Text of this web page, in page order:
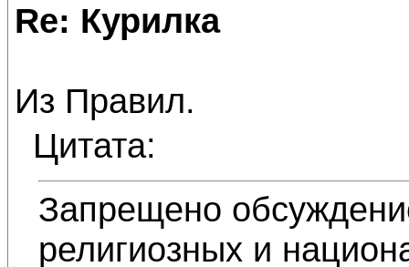
Re: Курилка
Из Правил.
Цитата:
Запрещено
религиозных и